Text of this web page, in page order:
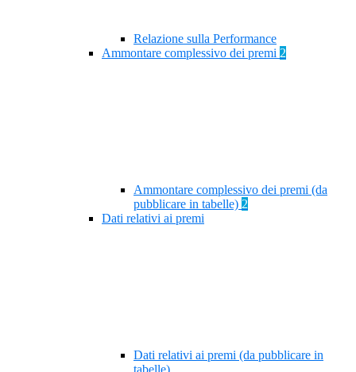
Relazione sulla Performance
Ammontare complessivo dei premi 2
Ammontare complessivo dei premi (da
pubblicare in tabelle) 2
Dati relativi ai premi
Dati relativi ai premi (da pubblicare in